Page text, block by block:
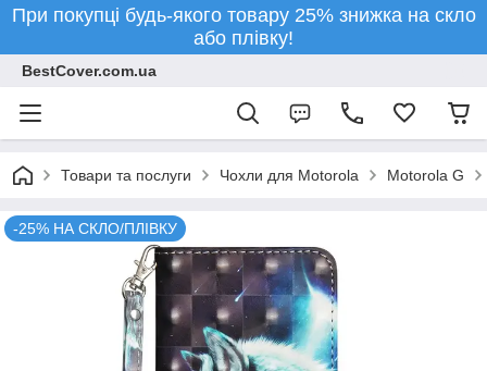
При покупці будь-якого товару 25% знижка на скло
або плівку!
BestCover.com.ua
Товари та послуги Чохли для Motorola Motorola G
-25% НА СКЛО/ПЛІВКУ